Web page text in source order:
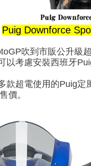
Puig Downforce
吹到市販公升級
以考慮安裝西班牙
款超電使用的Puig
價。